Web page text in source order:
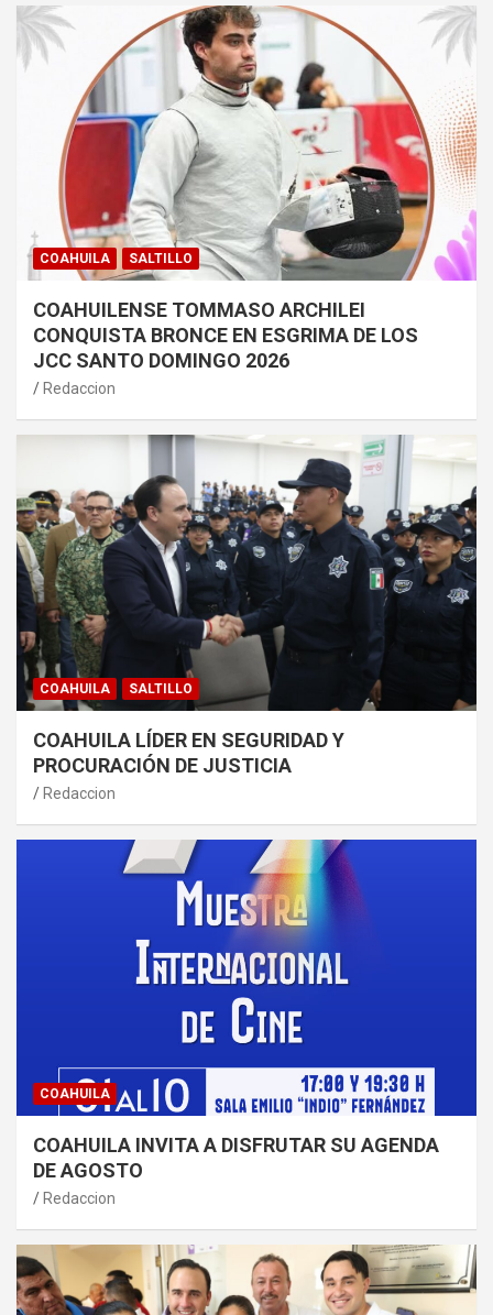
COAHUILA SALTILLO
COAHUILENSE TOMMASO ARCHILEI
CONQUISTA BRONCE EN ESGRIMA DE LOS
JCC SANTO DOMINGO 2026
Redaccion
COAHUILA SALTILLO
COAHUILA LÍDER EN SEGURIDAD Y
PROCURACIÓN DE JUSTICIA
Redaccion
COAHUILA
COAHUILA INVITA A DISFRUTAR SU AGENDA
DE AGOSTO
Redaccion